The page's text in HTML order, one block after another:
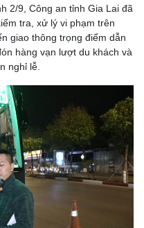
2/9, Công an tỉnh Gia Lai đã
tra, xử lý vi phạm trên
giao thông trọng điểm dẫn
hàng vạn lượt du khách và
nghỉ lễ.